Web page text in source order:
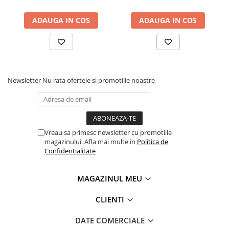
Masini electrice de filetat
Exhaustor pentru aschii metal
Masini de gaurit cu talpa
Instalatii de spalare a pieselor
Accesorii prelucrare metal
Universale de strung si accesorii
Falci pentru 3 bacuri PS3/ PO3
Falci pentru 4 bacuri PS4/ PO4
Fălcile pentru 4-bacuri DK12
Mandrină cu 3 fălci din otel
ADAUGA IN COS ADAUGA IN COS
Newsletter Nu rata ofertele si promotiile noastre
Vreau sa primesc newsletter cu promotiile
magazinului. Afla mai multe in Politica de
Confidentialitate
MAGAZINUL MEU
CLIENTI
DATE COMERCIALE